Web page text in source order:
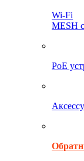
Wi-Fi
MESH
PoE